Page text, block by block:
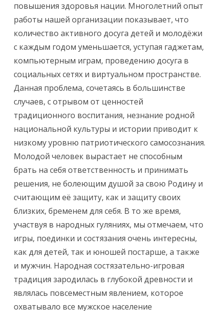
повышения здоровья нации. Многолетний опыт
работы нашей организации показывает, что
количество активного досуга детей и молодёжи
с каждым годом уменьшается, уступая гаджетам,
компьютерным играм, проведению досуга в
социальных сетях и виртуальном пространстве.
Данная проблема, сочетаясь в большинстве
случаев, с отрывом от ценностей
традиционного воспитания, незнание родной
национальной культуры и истории приводит к
низкому уровню патриотического самосознания.
Молодой человек вырастает не способным
брать на себя ответственность и принимать
решения, не болеющим душой за свою Родину и
считающим её защиту, как и защиту своих
близких, бременем для себя. В то же время,
участвуя в народных гуляниях, мы отмечаем, что
игры, поединки и состязания очень интересны,
как для детей, так и юношей постарше, а также
и мужчин. Народная состязательно-игровая
традиция зародилась в глубокой древности и
являлась повсеместным явлением, которое
охватывало все мужское население